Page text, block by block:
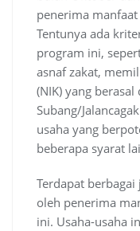
penerima
Tentunya ada
program ini,
asnaf zakat,
(NIK) yang
Subang/
usaha yang
beberapa syarat
Terdapat
oleh penerima
ini. Usaha-usaha